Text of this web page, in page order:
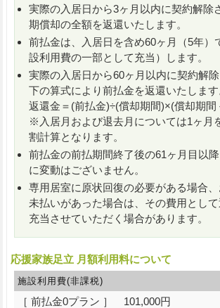
実際の入居日から3ヶ月以内に契約解除
期償却の全額を返還いたします。
前払金は、入居日を含め60ヶ月（5年）
設利用費の一部として充当）します。
実際の入居日から60ヶ月以内に契約解
下の算式により前払金を返還いたします
返還金＝(前払金)÷(償却期間)×(償却期間
※入居月および退去月については1ヶ月
割計算となります。
前払金の前払期間終了後の61ヶ月目以
に変動はございません。
専用居室に原状回復の必要がある場合
未払いがあった場合は、その費用とし
充当させていただく場合があります。
応援家族足立 月額利用料について
施設利用費(非課税)
［ 前払金0プラン ］ 101,000円